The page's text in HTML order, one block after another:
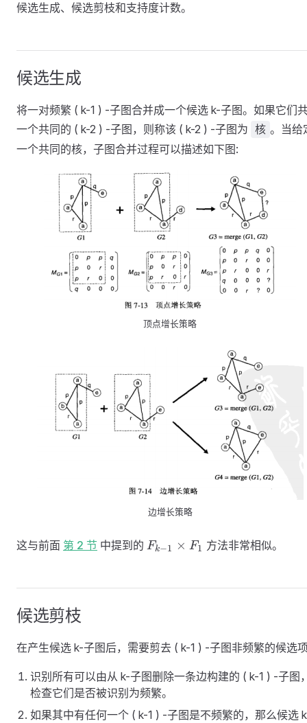
候选生成、候选剪枝和支持度计数。
候选生成
将一对频繁 ( k-1 ) -子图合并成一个候选 k-子图。如果它们
一个共同的 ( k-2 ) -子图，则称该 ( k-2 ) -子图为 核 。当给
一个共同的核，子图合并过程可以描述如下图:
顶点增长策略
边增长策略
这与前面 第 2 节 中提到的 F_{k-
F_{1}
Fk−1 × F1 方法非常相似。
候选剪枝
在产生候选 k-子图后，需要剪去 ( k-1 ) -子图非频繁的候选
识别所有可以由从 k-子图删除一条边构建的 ( k-1 ) -子图
检查它们是否被识别为频繁。
如果其中有任何一个 ( k-1 ) -子图是不频繁的，那么候选